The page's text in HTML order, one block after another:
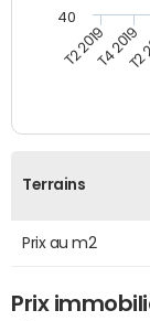
T2 2019T4 2019
40
Terrains
Prix au m2
Prix